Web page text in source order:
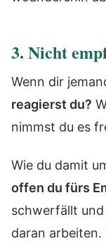
3. Nicht
Wenn dir
reagierst du?
nimmst du es
Wie du damit
offen du fürs
schwerfällt
daran arbeiten.